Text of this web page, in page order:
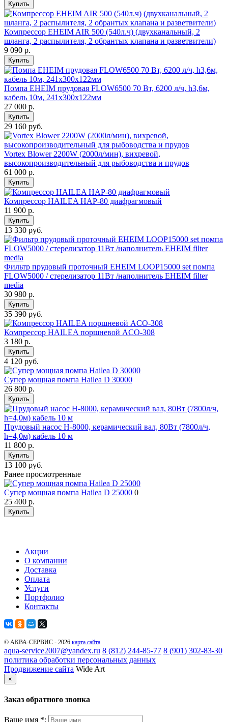
Купить
Компрессор EHEIM AIR 500 (540л.ч) (двухканальный, 2
шланга, 2 распылителя, 2 обрантых клапана и разветвители)
9 090 р.
Купить
Помпа EHEIM прудовая FLOW6500 70 Вт, 6200 л/ч, h3,6м,
кабель 10м, 241х300х122мм
27 000 р.
Купить
29 160 руб.
Vortex Blower 2200W (2000л/мин), вихревой,
высокопроизводительный для рыбоводства и прудов
61 000 р.
Купить
Компрессор HAILEA HAP-80 диафрагмовый
11 900 р.
Купить
13 330 руб.
Фильтр прудовый проточный EHEIM LOOP15000 set помпа
FLOW5000 / стерелизатор 11Вт /наполнитель EHEIM filter
media
30 980 р.
Купить
35 390 руб.
Компрессор HAILEA поршневой ACO-308
3 180 р.
Купить
4 120 руб.
Супер мощная помпа Hailea D 30000
26 800 р.
Купить
Прудовый насос H-8000, керамический вал, 80Вт (7800л/ч,
h=4,0м) кабель 10 м
11 800 р.
Купить
13 100 руб.
Ранее просмотренные
Супер мощная помпа Hailea D 25000 0
25 400 р.
Купить
Акции
О компании
Доставка
Оплата
Услуги
Портфолио
Контакты
© АКВА-СЕРВИС - 2026 карта сайта
aqua-service2007@yandex.ru 8 (812) 244-85-77 8 (901) 302-83-30
политика обработки персональных данных
Продвижение сайта Wide Art
×
Заказ обратного звонка
Ваше имя *: